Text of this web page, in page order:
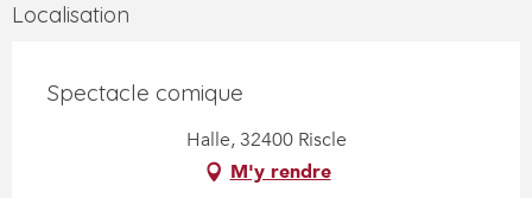
Localisation
Spectacle comique
Halle, 32400 Riscle
M'y rendre